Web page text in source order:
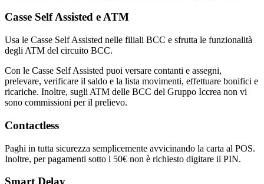
Casse Self Assisted e ATM
Usa le Casse Self Assisted nelle filiali BCC e sfrutta le funzionalità
degli ATM del circuito BCC.
Con le Casse Self Assisted puoi versare contanti e assegni,
prelevare, verificare il saldo e la lista movimenti, effettuare bonifici e
ricariche. Inoltre, sugli ATM delle BCC del Gruppo Iccrea non vi
sono commissioni per il prelievo.
Contactless
Paghi in tutta sicurezza semplicemente avvicinando la carta al POS.
Inoltre, per pagamenti sotto i 50€ non è richiesto digitare il PIN.
Smart Delay